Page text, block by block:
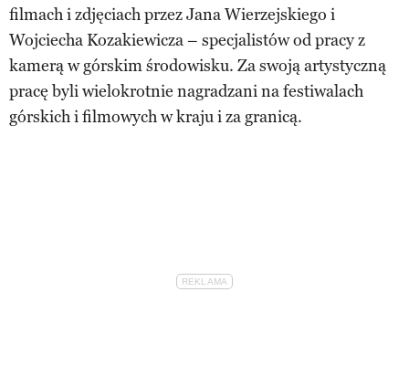
filmach i zdjęciach przez Jana Wierzejskiego i
Wojciecha Kozakiewicza – specjalistów od pracy z
kamerą w górskim środowisku. Za swoją artystyczną
pracę byli wielokrotnie nagradzani na festiwalach
górskich i filmowych w kraju i za granicą.